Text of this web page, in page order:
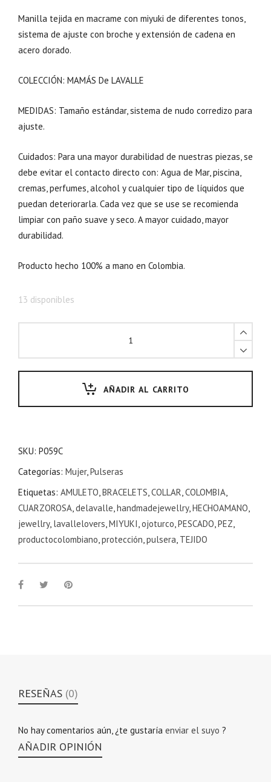
Manilla tejida en macrame con miyuki de diferentes tonos,
sistema de ajuste con broche y extensión de cadena en
acero dorado.
COLECCIÓN: MAMÁS De LAVALLE
MEDIDAS: Tamaño estándar, sistema de nudo corredizo para
ajuste.
Cuidados: Para una mayor durabilidad de nuestras piezas, se
debe evitar el contacto directo con: Agua de Mar, piscina,
cremas, perfumes, alcohol y cualquier tipo de líquidos que
puedan deteriorarla. Cada vez que se use se recomienda
limpiar con paño suave y seco. A mayor cuidado, mayor
durabilidad.
Producto hecho 100% a mano en Colombia.
13 disponibles
AÑADIR AL CARRITO
SKU: P059C
Categorías: Mujer,Pulseras
Etiquetas: AMULETO,BRACELETS,COLLAR,COLOMBIA,
CUARZOROSA,delavalle,handmadejewellry,HECHOAMANO,
jewellry, lavallelovers,MIYUKI,ojoturco,PESCADO,PEZ,
productocolombiano,protección,pulsera, TEJIDO
RESEÑAS (0)
No hay comentarios aún, ¿te gustaría enviar el suyo ?
AÑADIR OPINIÓN